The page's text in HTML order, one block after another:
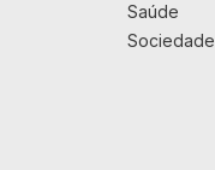
Saúde
Sociedade